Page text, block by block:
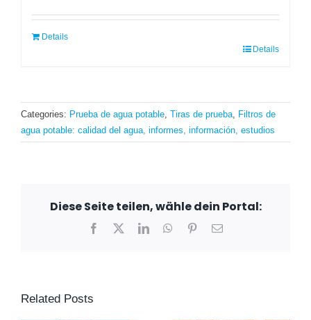
Details
Details
Categories: Prueba de agua potable, Tiras de prueba, Filtros de
agua potable: calidad del agua, informes, información, estudios
Diese Seite teilen, wähle dein Portal:
Facebook LinkedInWhatsApp
PinterestEmail
Related Posts